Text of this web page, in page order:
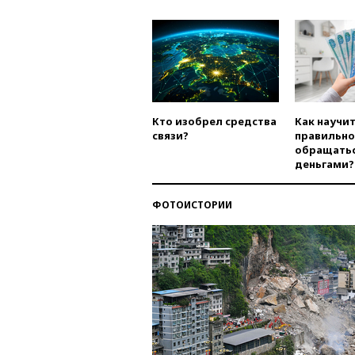
Кто изобрел средства
связи?
Как
правильно
деньгами?
ФОТОИСТОРИИ